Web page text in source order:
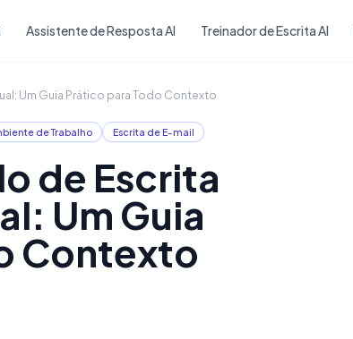
Assistente de Resposta AI Treinador de Escrita AI
Um Guia Prático para Todo Contexto
de Trabalho Escrita de E-mail
de Escrita
Um Guia
Contexto